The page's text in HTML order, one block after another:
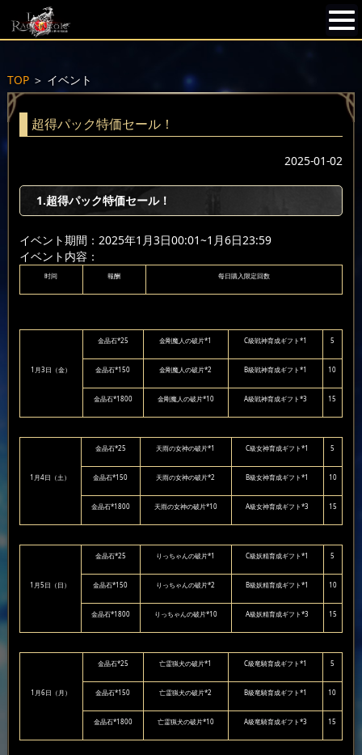
TOP＞ イベント
超得パック特価セール！
2025-01-02
1.超得パック特価セール！
イベント期間：2025年1月3日00:01~1月6日23:59
イベント内容：
时间 報酬 每日購入限定回数
1月3日（金）
金晶石*25 金剛魔人の破片*1 C級戦神育成ギフト*1 5
金晶石*150 金剛魔人の破片*2 B級戦神育成ギフト*1 10
金晶石*1800 金剛魔人の破片*10 A級戦神育成ギフト*3 15
1月4日（土）
金晶石*25 天雨の女神の破片*1 C級女神育成ギフト*1 5
金晶石*150 天雨の女神の破片*2 B級女神育成ギフト*1 10
金晶石*1800 天雨の女神の破片*10 A級女神育成ギフト*3 15
1月5日（日）
金晶石*25 りっちゃんの破片*1 C級妖精育成ギフト*1 5
金晶石*150 りっちゃんの破片*2 B級妖精育成ギフト*1 10
金晶石*1800 りっちゃんの破片*10 A級妖精育成ギフト*3 15
1月6日（月）
金晶石*25 亡霊猟犬の破片*1 C級竜騎育成ギフト*1 5
金晶石*150 亡霊猟犬の破片*2 B級竜騎育成ギフト*1 10
金晶石*1800 亡霊猟犬の破片*10 A級竜騎育成ギフト*3 15